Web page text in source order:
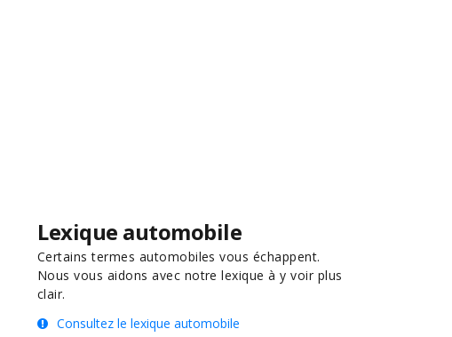
Lexique automobile
Certains termes automobiles vous échappent.
Nous vous aidons avec notre lexique à y voir plus
clair.
Consultez le lexique automobile